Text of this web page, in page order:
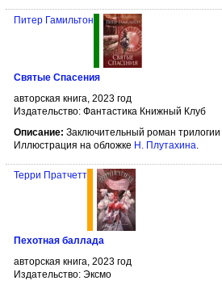
Питер Гамильтон
Святые Спасения
авторская книга, 2023 год
Издательство: Фантастика Книжный Клуб
Описание: Заключительный роман трилогии
Иллюстрация на обложке Н. Плутахина.
Терри Пратчетт
Пехотная баллада
авторская книга, 2023 год
Издательство: Эксмо